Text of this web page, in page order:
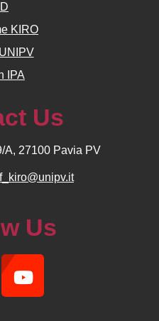
KIRO
IPA
Us
A, 27100 Pavia PV
Us